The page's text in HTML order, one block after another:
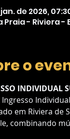
de 2026,
Praia - Riviera -
o
INDIVIDUAL
Ingresso
em Riviera de
combinando